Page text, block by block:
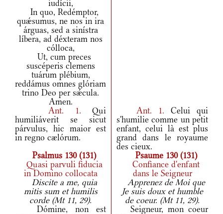
iudícii,
In quo, Redémptor,
quǽsumus, ne nos in ira
árguas, sed a sinístra
líbera, ad déxteram nos
cólloca,
Ut, cum preces
suscéperis clemens
tuárum plébium,
reddámus omnes glóriam
trino Deo per sǽcula.
Amen.
Ant. 1. Qui
humiliáverit se sicut
párvulus, hic maior est
in regno cælórum.
Ant. 1. Celui qui
s'humilie comme un petit
enfant, celui là est plus
grand dans le royaume
des cieux.
Psalmus 130 (131)
Psaume 130 (131)
Quasi parvuli fiducia
in Domino collocata
Confiance d'enfant
dans le Seigneur
Discite a me, quia
mitis sum et humilis
corde (Mt 11, 29).
Apprenez de Moi que
Je suis doux et humble
de coeur. (Mt 11, 29).
Dómine, non est
Seigneur, mon coeur